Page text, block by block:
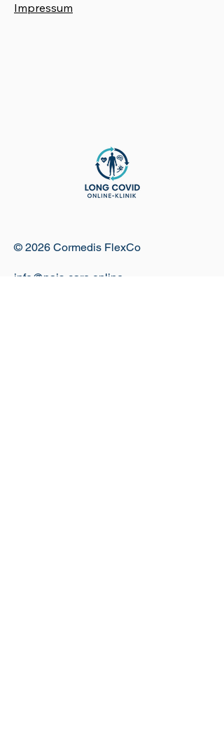
Impressum
© 2026 Cormedis FlexCo
info@pais-care.online